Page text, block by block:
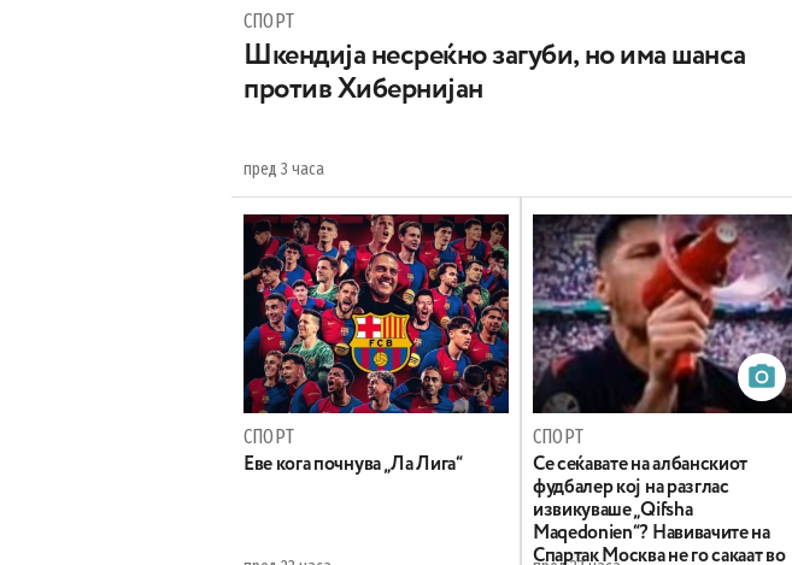
СПОРТ
Шкендија несреќно загуби, но има шанса
против Хибернијан
пред 3 часа
СПОРТ
Еве кога почнува „Ла Лига“
СПОРТ
Се сеќавате на албанскиот
фудбалер кој на разглас
извикуваше „Qifsha
Maqedonien“? Навивачите на
Спартак Москва не го сакаат во